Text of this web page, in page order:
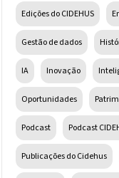
Edições do CIDEHUS
Gestão de dados
IA Inovação
Oportunidades
Podcast Podcast
Publicações do Cidehus